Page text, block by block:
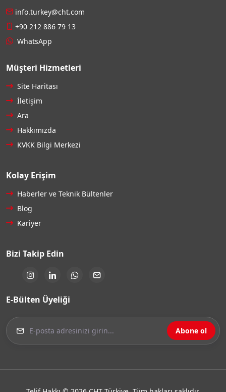
info.turkey@cht.com
+90 212 886 79 13
WhatsApp
Müşteri Hizmetleri
Site Haritası
İletişim
Ara
Hakkımızda
KVKK Bilgi Merkezi
Kolay Erişim
Haberler ve Teknik Bültenler
Blog
Kariyer
Bizi Takip Edin
E-Bülten Üyeliği
Abone ol